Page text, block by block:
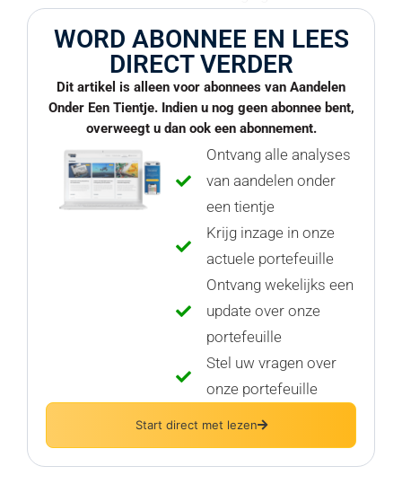
WORD ABONNEE EN LEES
DIRECT VERDER
Dit artikel is alleen voor abonnees van Aandelen
Onder Een Tientje. Indien u nog geen abonnee bent,
overweegt u dan ook een abonnement.
Ontvang alle analyses
van aandelen onder
een tientje
Krijg inzage in onze
actuele portefeuille
Ontvang wekelijks een
update over onze
portefeuille
Stel uw vragen over
onze portefeuille
Start direct met lezen